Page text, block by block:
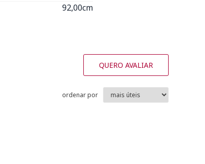
92,00cm
QUERO AVALIAR
ordenar por